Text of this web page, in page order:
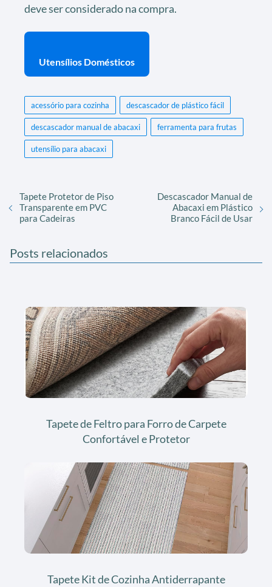
deve ser considerado na compra.
Utensílios Domésticos
acessório para cozinha descascador de plástico fácil
descascador manual de abacaxi ferramenta para frutas
utensílio para abacaxi
Tapete Protetor de Piso
Transparente em PVC
para Cadeiras
Descascador Manual de
Abacaxi em Plástico
Branco Fácil de Usar
Posts relacionados
Tapete de Feltro para Forro de Carpete
Confortável e Protetor
Tapete Kit de Cozinha Antiderrapante